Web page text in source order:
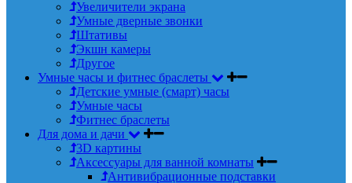
Увеличители экрана
Умные дверные звонки
Штативы
Экшн камеры
Другое
Умные часы и фитнес браслеты
Детские умные (смарт) часы
Умные часы
Фитнес браслеты
Для дома и дачи
3D картины
Аксессуары для ванной комнаты
Антивибрационные подставки